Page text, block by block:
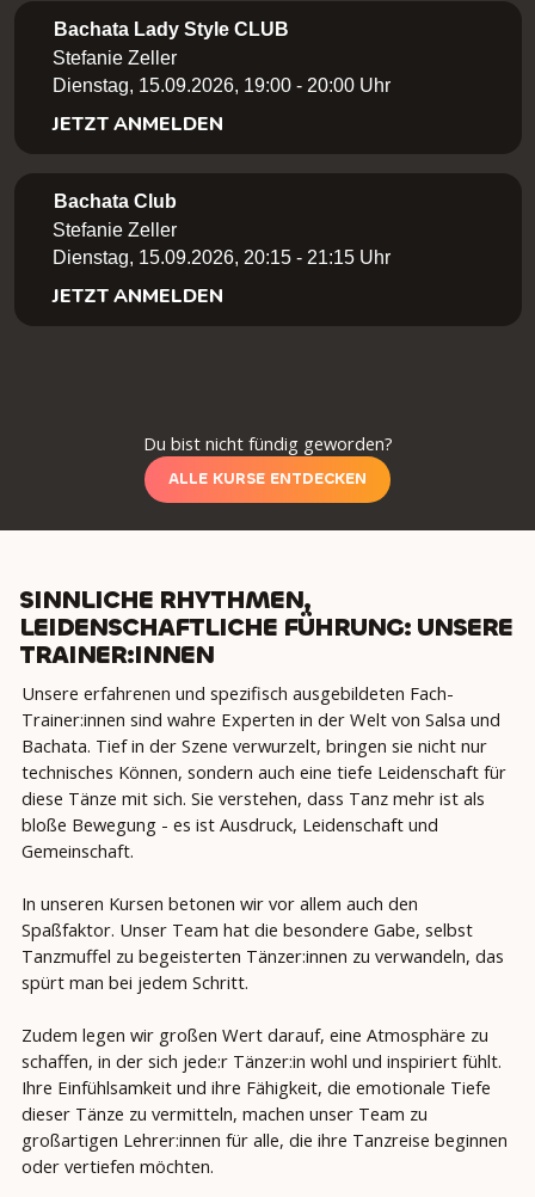
Du bist nicht fündig geworden?
ALLE KURSE ENTDECKEN
SINNLICHE RHYTHMEN,
LEIDENSCHAFTLICHE FÜHRUNG: UNSERE
TRAINER:INNEN
Unsere erfahrenen und spezifisch ausgebildeten Fach-
Trainer:innen sind wahre Experten in der Welt von Salsa und
Bachata. Tief in der Szene verwurzelt, bringen sie nicht nur
technisches Können, sondern auch eine tiefe Leidenschaft für
diese Tänze mit sich. Sie verstehen, dass Tanz mehr ist als
bloße Bewegung - es ist Ausdruck, Leidenschaft und
Gemeinschaft.
In unseren Kursen betonen wir vor allem auch den
Spaßfaktor. Unser Team hat die besondere Gabe, selbst
Tanzmuffel zu begeisterten Tänzer:innen zu verwandeln, das
spürt man bei jedem Schritt.
Zudem legen wir großen Wert darauf, eine Atmosphäre zu
schaffen, in der sich jede:r Tänzer:in wohl und inspiriert fühlt.
Ihre Einfühlsamkeit und ihre Fähigkeit, die emotionale Tiefe
dieser Tänze zu vermitteln, machen unser Team zu
großartigen Lehrer:innen für alle, die ihre Tanzreise beginnen
oder vertiefen möchten.